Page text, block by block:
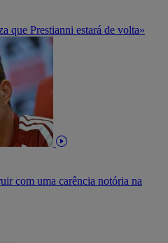
que Prestianni estará de volta»
com uma carência notória na